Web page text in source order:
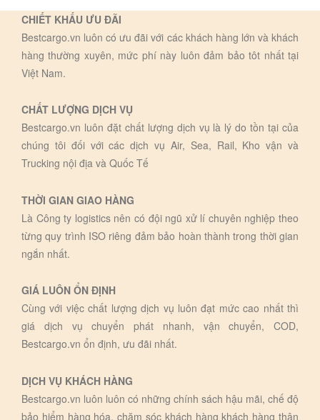
CHIẾT KHẤU ƯU ĐÃI
Bestcargo.vn luôn có ưu đãi với các khách hàng lớn và khách
hàng thường xuyên, mức phí này luôn đảm bảo tôt nhất tại
Việt Nam.
CHẤT LƯỢNG DỊCH VỤ
Bestcargo.vn luôn đặt chất lượng dịch vụ là lý do tồn tại của
chúng tôi đối với các dịch vụ Air, Sea, Rail, Kho vận và
Trucking nội địa và Quốc Tế
THỜI GIAN GIAO HÀNG
Là Công ty logistics nên có đội ngũ xử lí chuyên nghiệp theo
từng quy trình ISO riêng đảm bảo hoàn thành trong thời gian
ngắn nhất.
GIÁ LUÔN ỔN ĐỊNH
Cùng với việc chất lượng dịch vụ luôn đạt mức cao nhất thì
giá dịch vụ chuyển phát nhanh, vận chuyển, COD,
Bestcargo.vn ổn định, ưu đãi nhất.
DỊCH VỤ KHÁCH HÀNG
Bestcargo.vn luôn luôn có những chính sách hậu mãi, chế độ
bảo hiểm hàng hóa, chăm sóc khách hàng khách hàng thân